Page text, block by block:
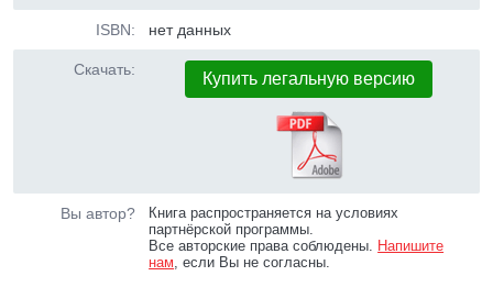
ISBN: нет данных
Скачать: Купить легальную версию
Вы автор?
Книга распространяется на условиях
партнёрской программы.
Все авторские права соблюдены. Напишите
нам, если Вы не согласны.